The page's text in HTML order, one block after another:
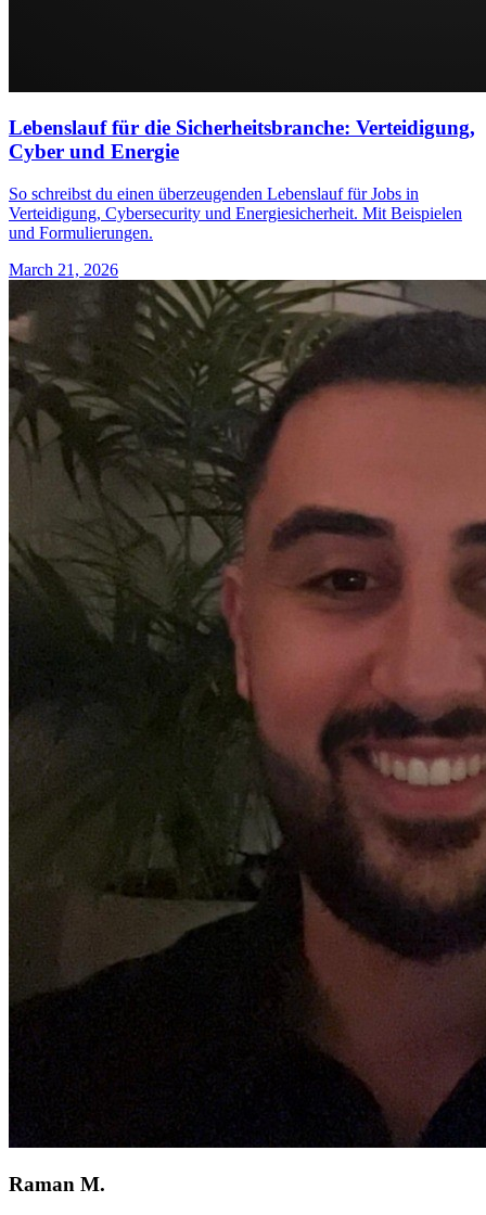
Lebenslauf für die Sicherheitsbranche: Verteidigung,
Cyber und Energie
So schreibst du einen überzeugenden Lebenslauf für Jobs in
Verteidigung, Cybersecurity und Energiesicherheit. Mit Beispielen
und Formulierungen.
March 21, 2026
Raman M.